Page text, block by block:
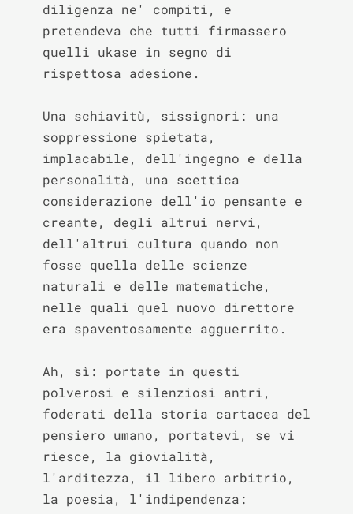
diligenza ne' compiti, e
pretendeva che tutti firmassero
quelli ukase in segno di
rispettosa adesione.
Una schiavitù, sissignori: una
soppressione spietata,
implacabile, dell'ingegno e della
personalità, una scettica
considerazione dell'io pensante e
creante, degli altrui nervi,
dell'altrui cultura quando non
fosse quella delle scienze
naturali e delle matematiche,
nelle quali quel nuovo direttore
era spaventosamente agguerrito.
Ah, sì: portate in questi
polverosi e silenziosi antri,
foderati della storia cartacea del
pensiero umano, portatevi, se vi
riesce, la giovialità,
l'arditezza, il libero arbitrio,
la poesia, l'indipendenza: